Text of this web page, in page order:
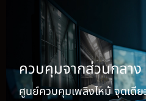
ควบคุมจากส่วนกลาง
ศูนย์ควบคุมเพลิงไหม้ จุดเดีย